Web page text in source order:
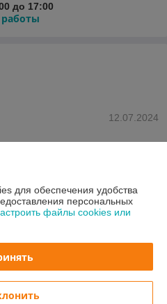
до 17:00
12.07.2024
10.11.2022
отзывы
для обеспечения удобства
персональных
файлы cookies или